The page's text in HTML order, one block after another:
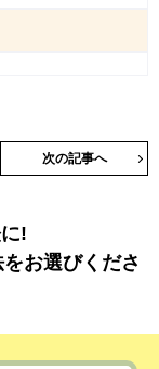
次の記事へ
!
お選びくださ